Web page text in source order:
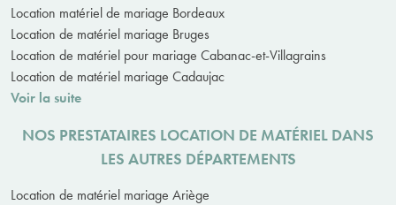
Location matériel de mariage Bordeaux
Location de matériel mariage Bruges
Location de matériel pour mariage Cabanac-et-Villagrains
Location de matériel mariage Cadaujac
Voir la suite
NOS PRESTATAIRES LOCATION DE MATÉRIEL DANS
LES AUTRES DÉPARTEMENTS
Location de matériel mariage Ariège